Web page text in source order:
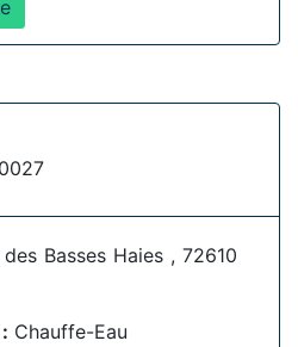
Basses Haies , 72610
Chauffe-Eau